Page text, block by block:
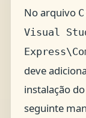
No arquivo
Visual
deve
instalação
seguinte